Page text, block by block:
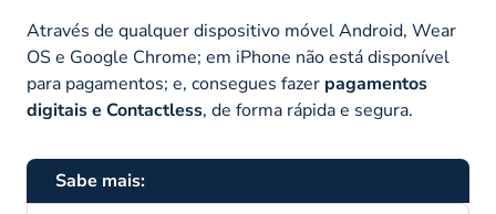
Através de qualquer dispositivo móvel Android, Wear
OS e Google Chrome; em iPhone não está disponível
para pagamentos; e, consegues fazer pagamentos
digitais e Contactless, de forma rápida e segura.
Sabe mais: